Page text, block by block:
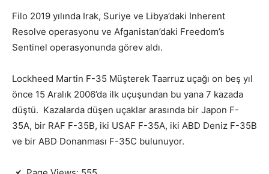
Filo 2019 yılında Irak, Suriye ve Libya’daki Inherent
Resolve operasyonu ve Afganistan’daki Freedom’s
Sentinel operasyonunda görev aldı.
Lockheed Martin F-35 Müşterek Taarruz uçağı on beş yıl
önce 15 Aralık 2006’da ilk uçuşundan bu yana 7 kazada
düştü. Kazalarda düşen uçaklar arasında bir Japon F-
35A, bir RAF F-35B, iki USAF F-35A, iki ABD Deniz F-35B
ve bir ABD Donanması F-35C bulunuyor.